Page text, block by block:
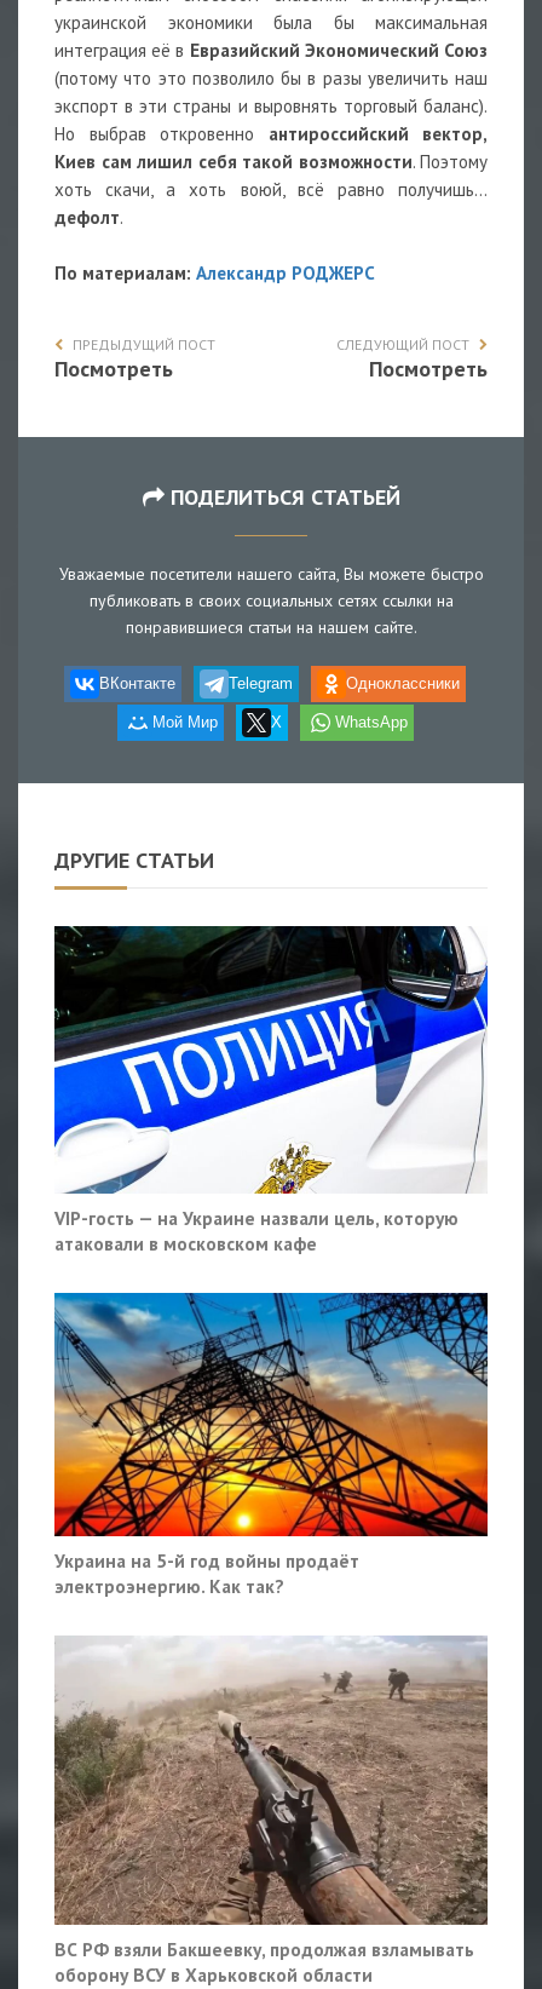
украинской экономики была бы максимальная
интеграция её в Евразийский Экономический Союз
(потому что это позволило бы в разы увеличить наш
экспорт в эти страны и выровнять торговый баланс).
Но выбрав откровенно антироссийский вектор,
Киев сам лишил себя такой возможности. Поэтому
хоть скачи, а хоть воюй, всё равно получишь…
дефолт.
По материалам: Александр РОДЖЕРС
ПРЕДЫДУЩИЙ ПОСТ
Посмотреть
СЛЕДУЮЩИЙ ПОСТ
Посмотреть
ПОДЕЛИТЬСЯ СТАТЬЕЙ
Уважаемые посетители нашего сайта, Вы можете быстро
публиковать в своих социальных сетях ссылки на
понравившиеся статьи на нашем сайте.
ВКонтакте Telegram Одноклассники
Мой Мир X WhatsApp
ДРУГИЕ СТАТЬИ
VIP-гость — на Украине назвали цель, которую
атаковали в московском кафе
Украина на 5-й год войны продаёт
электроэнергию. Как так?
ВС РФ взяли Бакшеевку, продолжая взламывать
оборону ВСУ в Харьковской области